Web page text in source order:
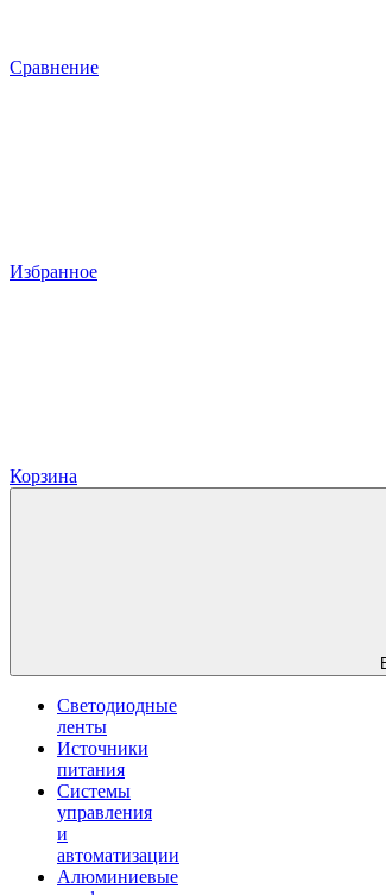
Сравнение
Избранное
Корзина
Светодиодные
ленты
Источники
питания
Системы
управления
и
автоматизации
Алюминиевые